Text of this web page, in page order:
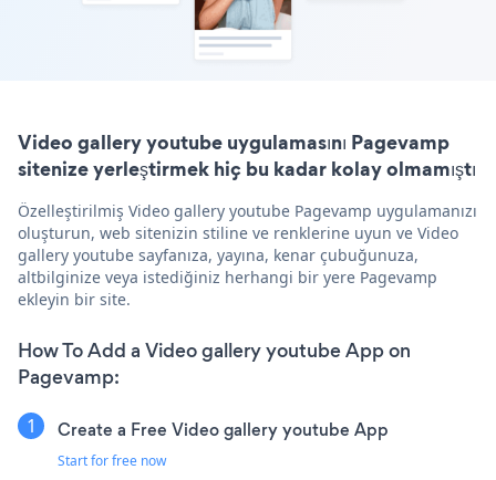
Video gallery youtube uygulamasını Pagevamp
sitenize yerleştirmek hiç bu kadar kolay olmamıştı
Özelleştirilmiş Video gallery youtube Pagevamp uygulamanızı
oluşturun, web sitenizin stiline ve renklerine uyun ve Video
gallery youtube sayfanıza, yayına, kenar çubuğunuza,
altbilginize veya istediğiniz herhangi bir yere Pagevamp
ekleyin bir site.
How To Add a Video gallery youtube App on
Pagevamp:
Create a Free Video gallery youtube App
Start for free now